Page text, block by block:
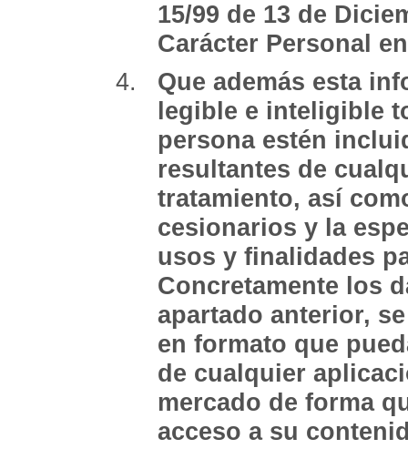
15/99 de 13 de
Carácter Personal
Que además esta
legible e inteligible
persona estén
resultantes de
tratamiento, así
cesionarios y la
usos y finalidades
Concretamente los
apartado anterior,
en formato que
de cualquier
mercado de forma
acceso a su